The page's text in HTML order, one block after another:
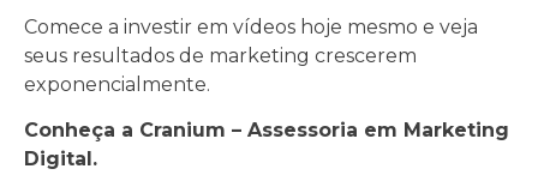
Comece a investir em vídeos hoje mesmo e veja
seus resultados de marketing crescerem
exponencialmente.
Conheça a Cranium – Assessoria em Marketing
Digital.